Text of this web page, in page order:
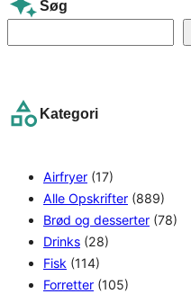
Søg
e
c
Kategori
Airfryer (17)
Alle Opskrifter (889)
Brød og desserter (78)
Drinks (28)
Fisk (114)
Forretter (105)